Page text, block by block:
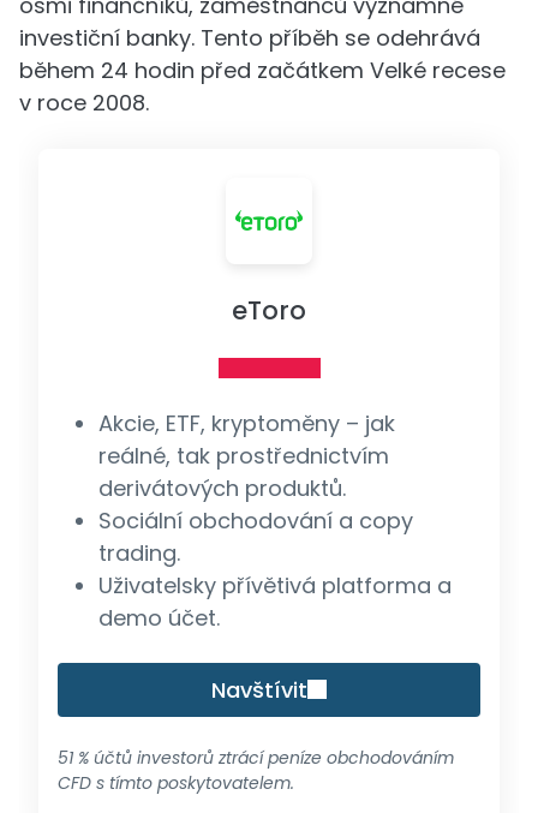
investiční banky. Tento příběh se odehrává
během 24 hodin před začátkem Velké recese
v roce 2008.
eToro
Akcie, ETF, kryptoměny – jak
reálné, tak prostřednictvím
derivátových produktů.
Sociální obchodování a copy
trading.
Uživatelsky přívětivá platforma a
demo účet.
Navštívit
51 % účtů investorů ztrácí peníze obchodováním
CFD s tímto poskytovatelem.